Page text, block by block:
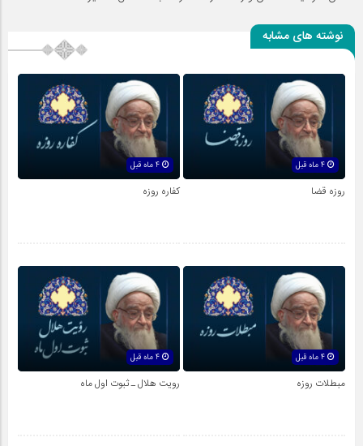
نوشته های مشابه
4 ماه قبل
روزه قضا کفاره روزه
4 ماه قبل
مبطلات روزه رویت هلال ـ ثبوت اول ماه